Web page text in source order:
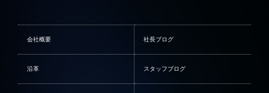
会社概要 社長ブログ
沿革 スタッフブログ